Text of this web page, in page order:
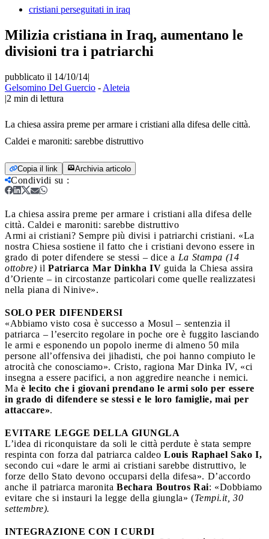
cristiani perseguitati in iraq
Milizia cristiana in Iraq, aumentano le
divisioni tra i patriarchi
pubblicato il 14/10/14|
Gelsomino Del Guercio - Aleteia
|2 min di lettura
La chiesa assira preme per armare i cristiani alla difesa delle città.
Caldei e maroniti: sarebbe distruttivo
Copia il link Archivia articolo
Condividi su :
La chiesa assira preme per armare i cristiani alla difesa delle
città. Caldei e maroniti: sarebbe distruttivo
Armi ai cristiani? Sempre più divisi i patriarchi cristiani. «La
nostra Chiesa sostiene il fatto che i cristiani devono essere in
grado di poter difendere se stessi – dice a La Stampa (14
ottobre) il Patriarca Mar Dinkha IV guida la Chiesa assira
d’Oriente – in circostanze particolari come quelle realizzatesi
nella piana di Ninive».
SOLO PER DIFENDERSI
«Abbiamo visto cosa è successo a Mosul – sentenzia il
patriarca – l’esercito regolare in poche ore è fuggito lasciando
le armi e esponendo un popolo inerme di almeno 50 mila
persone all’offensiva dei jihadisti, che poi hanno compiuto le
atrocità che conosciamo». Cristo, ragiona Mar Dinka IV, «ci
insegna a essere pacifici, a non aggredire neanche i nemici.
Ma è lecito che i giovani prendano le armi solo per essere
in grado di difendere se stessi e le loro famiglie, mai per
attaccare».
EVITARE LEGGE DELLA GIUNGLA
L’idea di riconquistare da soli le città perdute è stata sempre
respinta con forza dal patriarca caldeo Louis Raphael Sako I,
secondo cui «dare le armi ai cristiani sarebbe distruttivo, le
forze dello Stato devono occuparsi della difesa». D’accordo
anche il patriarca maronita Bechara Boutros Rai: «Dobbiamo
evitare che si instauri la legge della giungla» (Tempi.it, 30
settembre).
INTEGRAZIONE CON I CURDI